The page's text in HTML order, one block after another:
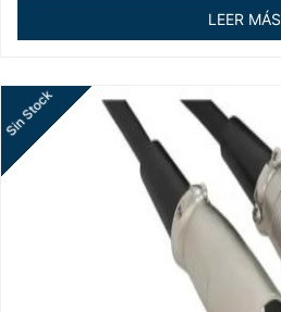
deLEER MÁS
Sin Stock